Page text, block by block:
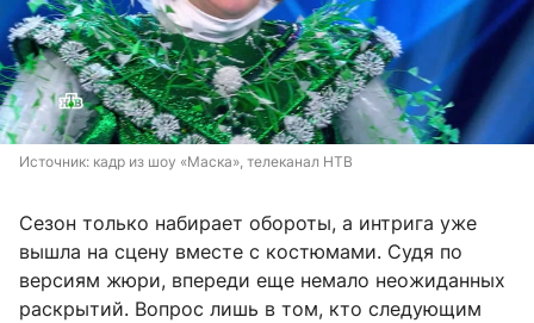
Источник: кадр из шоу «Маска», телеканал НТВ
Сезон только набирает обороты, а интрига уже
вышла на сцену вместе с костюмами. Судя по
версиям жюри, впереди еще немало неожиданных
раскрытий. Вопрос лишь в том, кто следующим